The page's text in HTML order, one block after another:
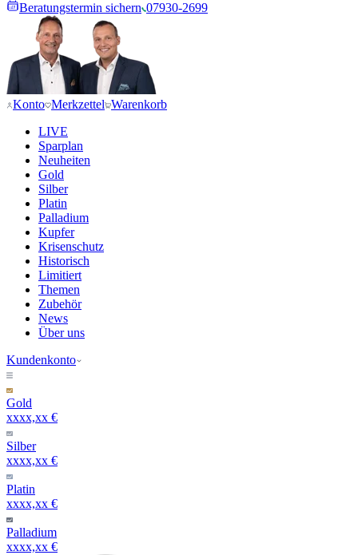
Beratungstermin sichern 07930-2699
Konto Merkzettel Warenkorb
LIVE
Sparplan
Neuheiten
Gold
Silber
Platin
Palladium
Kupfer
Krisenschutz
Historisch
Limitiert
Themen
Zubehör
News
Über uns
Kundenkonto
Gold
xxxx,xx €
Silber
xxxx,xx €
Platin
xxxx,xx €
Palladium
xxxx,xx €